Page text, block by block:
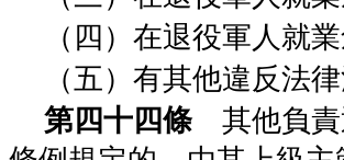
（四）在退役軍人就
（五）有其他違反法
第四十四條
其他負